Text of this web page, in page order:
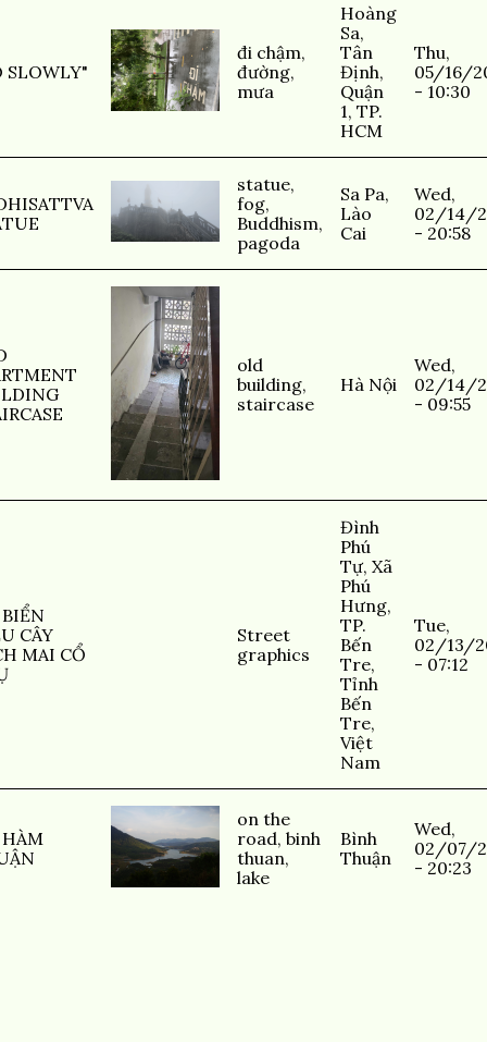
SLOWLY"
đi chậm,
đường,
mưa
Hoàng
Sa,
Tân
Định,
Quận
1, TP.
HCM
Thu,
05/16/
- 10:30
statue,
fog,
Buddhism,
pagoda
Sa Pa,
Lào
Cai
Wed,
02/14/
- 20:58
old
building,
staircase
Hà Nội
Wed,
02/14/
- 09:55
CÂY
MAI CỔ
Street
graphics
Đình
Phú
Tự, Xã
Phú
Hưng,
TP.
Bến
Tre,
Tỉnh
Bến
Tre,
Việt
Nam
Tue,
02/13/
- 07:12
on the
road, binh
thuan,
lake
Bình
Thuận
Wed,
02/07/
- 20:23